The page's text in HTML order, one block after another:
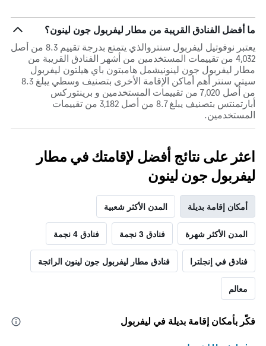
ما أفضل الفنادق القريبة من مطار ليفربول جون لينون؟
يعتبر نوفوتيل ليفربول سنتروالذي يتمتع بدرجة تقييم 8.3 من أصل
4,032 من تقييمات المستخدمين من أشهر الفنادق القريبة من
مطار ليفربول جون لينونيشمل هامبتون باي هيلتون ليفربول
سيتي سنتر أهم أماكن الإقامة الأخرى بتصنيف وسطي يبلغ 8.3
من أصل 7,020 من تقييمات المستخدمين و برينتوركس
أبارتمنتس بتصنيف يبلغ 8.7 من أصل 3,182 من تقييمات
المستخدمين.
اعثر على نتائج أفضل لإقامتك في مطار
ليفربول جون لينون
أمكان إقامة بديلة المدن الأكثر شعبية
المدن الأكثر شهرة فنادق 3 نجمة فنادق 4 نجمة
فنادق في إنجلترا فنادق مطار ليفربول جون لينون الرائجة
معالم
فكّر بأمكان إقامة بديلة في ليفربول